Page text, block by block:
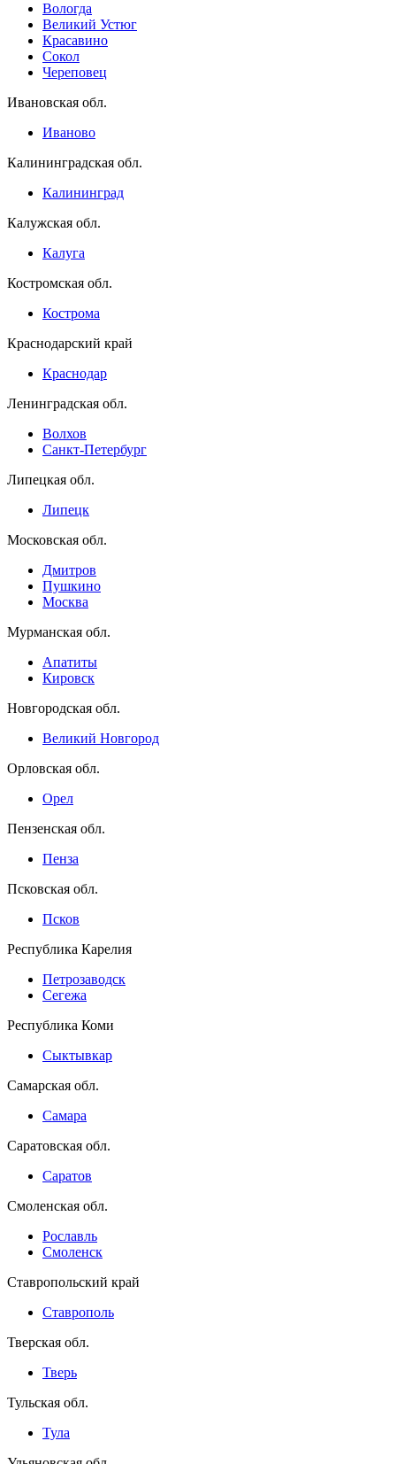
Вологда
Великий Устюг
Красавино
Сокол
Череповец
Ивановская обл.
Иваново
Калининградская обл.
Калининград
Калужская обл.
Калуга
Костромская обл.
Кострома
Краснодарский край
Краснодар
Ленинградская обл.
Волхов
Санкт-Петербург
Липецкая обл.
Липецк
Московская обл.
Дмитров
Пушкино
Москва
Мурманская обл.
Апатиты
Кировск
Новгородская обл.
Великий Новгород
Орловская обл.
Орел
Пензенская обл.
Пенза
Псковская обл.
Псков
Республика Карелия
Петрозаводск
Сегежа
Республика Коми
Сыктывкар
Самарская обл.
Самара
Саратовская обл.
Саратов
Смоленская обл.
Рославль
Смоленск
Ставропольский край
Ставрополь
Тверская обл.
Тверь
Тульская обл.
Тула